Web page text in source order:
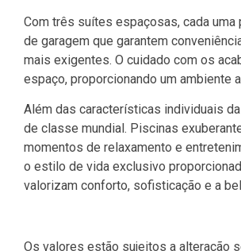
Com três suítes espaçosas, cada
de garagem que garantem
mais exigentes. O cuidado com os
espaço, proporcionando um ambiente
Além das características individuais
de classe mundial. Piscinas
momentos de relaxamento e
o estilo de vida exclusivo
valorizam conforto, sofisticação e a
Os valores estão sujeitos a alteração